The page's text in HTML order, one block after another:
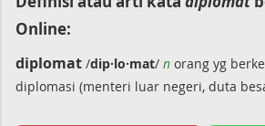
Online:
diplomat /dip·lo·mat/ n orang yg
diplomasi (menteri luar negeri, duta